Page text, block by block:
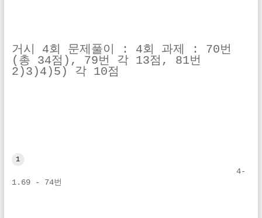
거시 4회 문제풀이 : 4회 과제 : 70번
(총 34점), 79번 각 13점, 81번
2)3)4)5) 각 10점
1
4-
1.69 - 74번